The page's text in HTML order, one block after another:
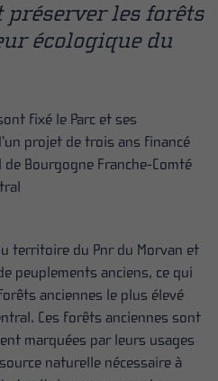
préserver les forêts
écologique du
fixé le Parc et ses
projet de trois ans financé
de Bourgogne Franche-Comté
territoire du Pnr du Morvan et
peuplements anciens, ce qui
anciennes le plus élevé
Ces forêts anciennes sont
marquées par leurs usages
naturelle nécessaire à